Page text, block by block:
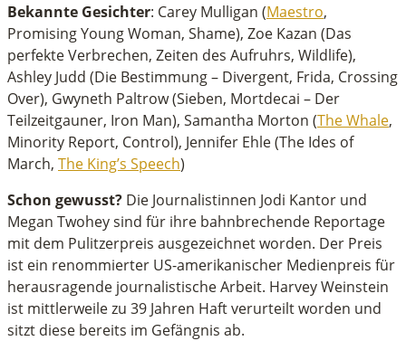
Bekannte Gesichter: Carey Mulligan (Maestro,
Promising Young Woman, Shame), Zoe Kazan (Das
perfekte Verbrechen, Zeiten des Aufruhrs, Wildlife),
Ashley Judd (Die Bestimmung – Divergent, Frida, Crossing
Over), Gwyneth Paltrow (Sieben, Mortdecai – Der
Teilzeitgauner, Iron Man), Samantha Morton (The Whale,
Minority Report, Control), Jennifer Ehle (The Ides of
March, The King’s Speech)
Schon gewusst? Die Journalistinnen Jodi Kantor und
Megan Twohey sind für ihre bahnbrechende Reportage
mit dem Pulitzerpreis ausgezeichnet worden. Der Preis
ist ein renommierter US-amerikanischer Medienpreis für
herausragende journalistische Arbeit. Harvey Weinstein
ist mittlerweile zu 39 Jahren Haft verurteilt worden und
sitzt diese bereits im Gefängnis ab.